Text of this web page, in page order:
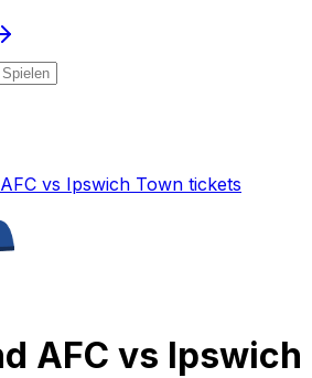
vs Ipswich Town tickets
AFC vs Ipswich